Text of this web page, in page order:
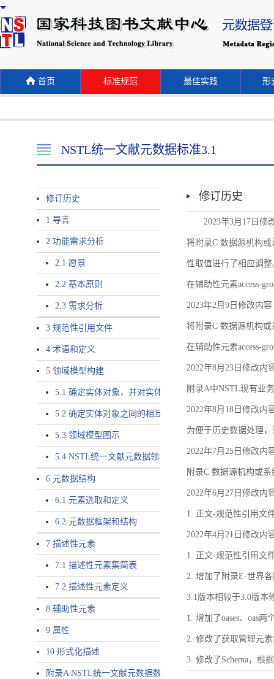
首页 标准规范 最佳实践 形
NSTL统一文献元数据标准3.1
修订历史
1 导言
2 功能需求分析
2.1 愿景
2.2 基本原则
2.3 需求分析
3 规范性引用文件
4 术语和定义
5 领域模型构建
5.1 确定实体对象，并对实体对象命名
5.2 确定实体对象之间的相互关系，定义实体对象之间的
5.3 领域模型图示
5.4 NSTL统一文献元数据领域模型的验证
6 元数据结构
6.1 元素选取和定义
6.2 元数据框架和结构
7 描述性元素
7.1 描述性元素集简表
7.2 描述性元素定义
8 辅助性元素
9 属性
10 形式化描述
附录A NSTL统一文献元数据数据唯一标识符规则
修订历史
2023年3月17日修
将附录C 数据源机构或
性取值进行了相应调整
在辅助性元素access-
2023年2月9日修改内容
将附录C 数据源机构或
在辅助性元素access-
2022年8月23日修改内
附录A中NSTL现有业
2022年8月18日修改内
为便于历史数据处理
2022年7月25日修改内
附录C 数据源机构或
2022年6月27日修改内
1. 正文-规范性引用文
2022年4月21日修改内
1. 正文-规范性引用文
2. 增加了附录E-世界
3.1版本相较于3.0版本
1. 增加了oases、oas
2. 修改了获取管理元
3. 修改了Schema，根